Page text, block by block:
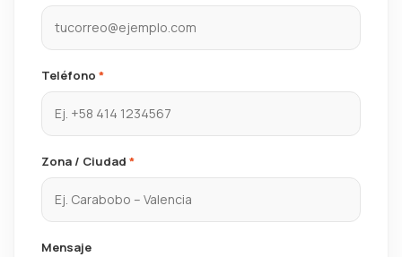
Teléfono *
Zona / Ciudad *
Mensaje